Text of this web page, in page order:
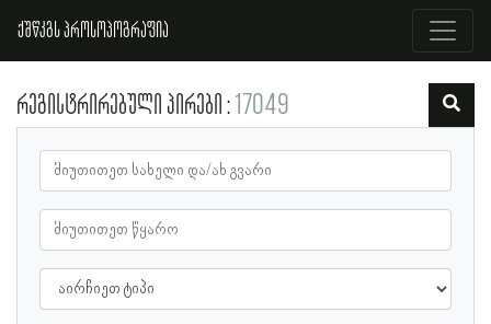
ქშწკგს პროსოპოგრაფია
რეგისტრირებული პირები 17049